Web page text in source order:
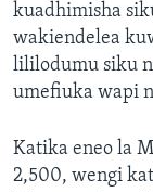
kuadhimisha
wakiendelea
lililodumu siku
umefiuka wapi
Katika eneo la
2,500, wengi